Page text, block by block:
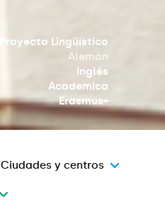
Proyecto Lingüístico
Alemán
Inglés
Academica
Erasmus+
Ciudades y centros